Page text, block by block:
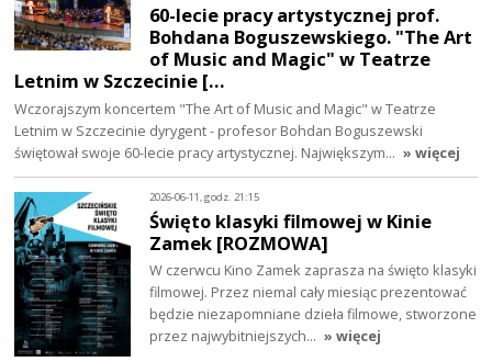
60-lecie pracy artystycznej prof.
Bohdana Boguszewskiego. "The Art
of Music and Magic" w Teatrze
Letnim w Szczecinie […
Wczorajszym koncertem "The Art of Music and Magic" w Teatrze
Letnim w Szczecinie dyrygent - profesor Bohdan Boguszewski
świętował swoje 60-lecie pracy artystycznej. Największym… » więcej
2026-06-11, godz. 21:15
Święto klasyki filmowej w Kinie
Zamek [ROZMOWA]
W czerwcu Kino Zamek zaprasza na święto klasyki
filmowej. Przez niemal cały miesiąc prezentować
będzie niezapomniane dzieła filmowe, stworzone
przez najwybitniejszych… » więcej